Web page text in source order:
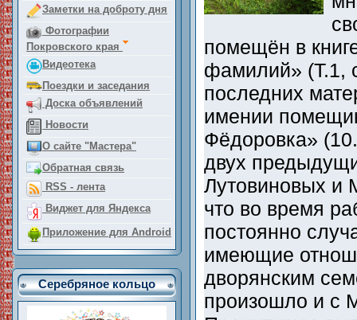
Заметки на доброту дня
Фотографии
Покровского края
Видеотека
Поездки и заседания
Доска объявлений
Новости
О сайте "Мастера"
Обратная связь
RSS - лента
Виджет для Яндекса
Приложение для Android
Серебряное кольцо
помещён в
фамилий» (Т.1,
последних
имении
Фёдоровка»
двух
Лутовиновых и
что во время
постоянно
имеющие
дворянским
произошло и с